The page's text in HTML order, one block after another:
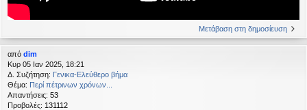
Μετάβαση στη δημοσίευση
από dim
Κυρ 05 Ιαν 2025, 18:21
Δ. Συζήτηση: Γενικα-Ελεύθερο βήμα
Θέμα: Περί πέτρινων χρόνων...
Απαντήσεις: 53
Προβολές: 131112